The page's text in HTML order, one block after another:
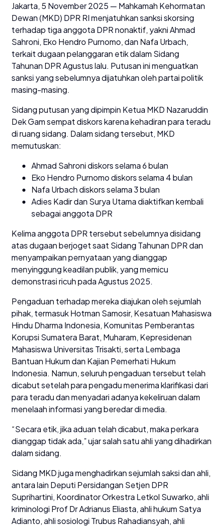
Jakarta, 5 November 2025 — Mahkamah Kehormatan
Dewan (MKD) DPR RI menjatuhkan sanksi skorsing
terhadap tiga anggota DPR nonaktif, yakni Ahmad
Sahroni, Eko Hendro Purnomo, dan Nafa Urbach,
terkait dugaan pelanggaran etik dalam Sidang
Tahunan DPR Agustus lalu. Putusan ini menguatkan
sanksi yang sebelumnya dijatuhkan oleh partai politik
masing-masing.
Sidang putusan yang dipimpin Ketua MKD Nazaruddin
Dek Gam sempat diskors karena kehadiran para teradu
di ruang sidang. Dalam sidang tersebut, MKD
memutuskan:
Ahmad Sahroni diskors selama 6 bulan
Eko Hendro Purnomo diskors selama 4 bulan
Nafa Urbach diskors selama 3 bulan
Adies Kadir dan Surya Utama diaktifkan kembali
sebagai anggota DPR
Kelima anggota DPR tersebut sebelumnya disidang
atas dugaan berjoget saat Sidang Tahunan DPR dan
menyampaikan pernyataan yang dianggap
menyinggung keadilan publik, yang memicu
demonstrasi ricuh pada Agustus 2025.
Pengaduan terhadap mereka diajukan oleh sejumlah
pihak, termasuk Hotman Samosir, Kesatuan Mahasiswa
Hindu Dharma Indonesia, Komunitas Pemberantas
Korupsi Sumatera Barat, Muharam, Kepresidenan
Mahasiswa Universitas Trisakti, serta Lembaga
Bantuan Hukum dan Kajian Pemerhati Hukum
Indonesia. Namun, seluruh pengaduan tersebut telah
dicabut setelah para pengadu menerima klarifikasi dari
para teradu dan menyadari adanya kekeliruan dalam
menelaah informasi yang beredar di media.
“Secara etik, jika aduan telah dicabut, maka perkara
dianggap tidak ada,” ujar salah satu ahli yang dihadirkan
dalam sidang.
Sidang MKD juga menghadirkan sejumlah saksi dan ahli,
antara lain Deputi Persidangan Setjen DPR
Suprihartini, Koordinator Orkestra Letkol Suwarko, ahli
kriminologi Prof Dr Adrianus Eliasta, ahli hukum Satya
Adianto, ahli sosiologi Trubus Rahadiansyah, ahli